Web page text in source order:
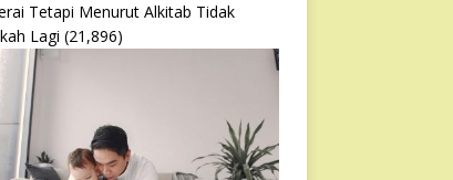
Tetapi Menurut Alkitab Tidak
Lagi (21,896)